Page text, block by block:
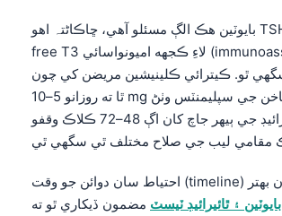
بايوٽين هڪ الڳ مسئلو آهي، ڇاڪاڻ⁠تہ اهو TSH، free T4، ۽
free T3 لاءِ ڪجهه اميونواسائي (immunoassay) ڊيزائنن ۾
ٿو. ڪيترائي ڪلينيشين مريضن کي چون
ٿا ته روزانو 5–10 mg بايوٽين وارن يا ناخن جي سپليمنٽس وٺڻ
بند ڪن ۽ ٿائيرائيڊ جي ٻيهر جاچ کان اڳ 48–72 ڪلاڪ وقفو
احتياط سان دوائن جو وقت (timeline) ٺاهڻ اندازن کان بهتر
بايوٽين ۽ ٿائيرائيڊ ٽيسٽ مضمون ڏيکاري ٿو ته
ಕನ್ನಡ
Bahasa Melayu
Tiếng Việt
Tagalog
ไทย
ဗမာစာ